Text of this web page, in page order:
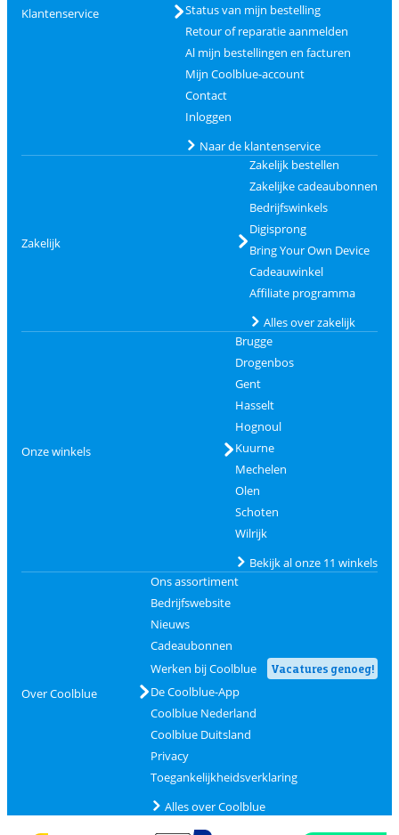
Klantenservice
Status van mijn bestelling
Retour of reparatie aanmelden
Al mijn bestellingen en facturen
Mijn Coolblue-account
Contact
Inloggen
Naar de klantenservice
Zakelijk
Zakelijk bestellen
Zakelijke cadeaubonnen
Bedrijfswinkels
Digisprong
Bring Your Own Device
Cadeauwinkel
Affiliate programma
Alles over zakelijk
Onze winkels
Brugge
Drogenbos
Gent
Hasselt
Hognoul
Kuurne
Mechelen
Olen
Schoten
Wilrijk
Bekijk al onze 11 winkels
Over Coolblue
Ons assortiment
Bedrijfswebsite
Nieuws
Cadeaubonnen
Werken bij Coolblue
Vacatures genoeg!
De Coolblue-App
Coolblue Nederland
Coolblue Duitsland
Privacy
Toegankelijkheidsverklaring
Alles over Coolblue